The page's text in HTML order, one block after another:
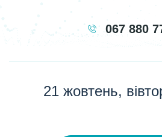
067 880
21 жовтень,